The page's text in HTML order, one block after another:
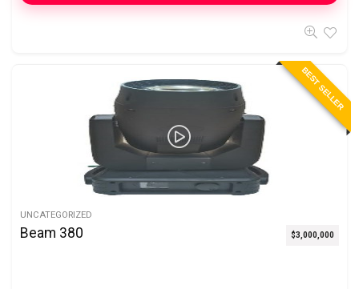
BEST SELLER
UNCATEGORIZED
Beam 380 $3,000,000